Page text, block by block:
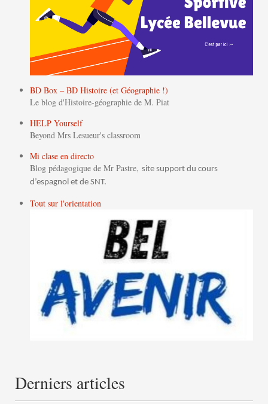
BD Box – BD Histoire (et Géographie !)
Le blog d'Histoire-géographie de M. Piat
HELP Yourself
Beyond Mrs Lesueur's classroom
Mi clase en directo
Blog pédagogique de Mr Pastre, site support du cours
d’espagnol et de SNT.
Tout sur l'orientation
Derniers articles